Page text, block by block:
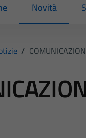
Novità
/